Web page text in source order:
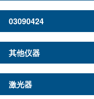
03090424
其他仪器
激光器